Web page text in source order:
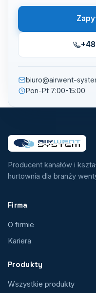
biuro@airwent-
Pon-Pt 7:00-15:00
Producent kanałów i
hurtownia dla branży
Firma
O firmie
Kariera
Produkty
Wszystkie produkty